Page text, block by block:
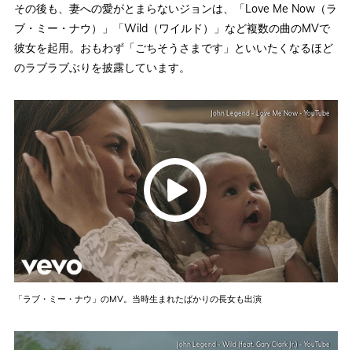
その後も、妻への愛がとまらないジョンは、「Love Me Now（ラ
ブ・ミー・ナウ）」「Wild（ワイルド）」など複数の曲のMVで
彼女を起用。おもわず「ごちそうさまです」といいたくなるほど
のラブラブぶりを披露しています。
John Legend - Love Me Now - YouTube
「ラブ・ミー・ナウ」のMV。当時生まれたばかりの長女も出演
John Legend - Wild (feat. Gary Clark Jr.) - YouTube